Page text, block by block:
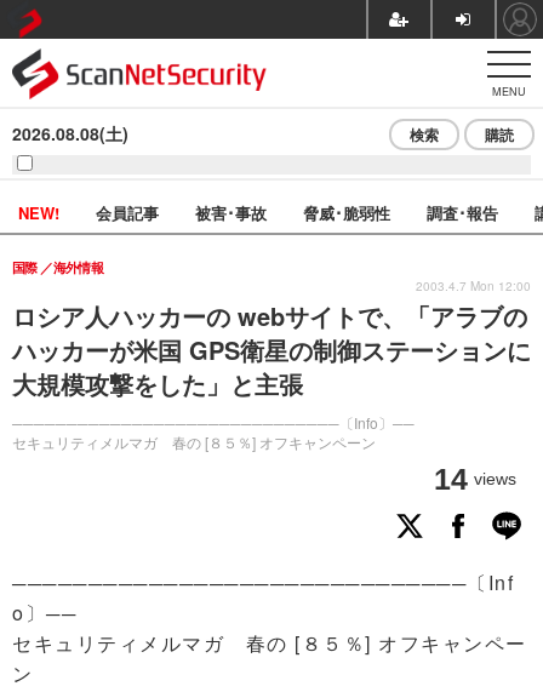
MENU
2026.08.08(土) 検索 購読
NEW! 会員記事 被害･事故 脅威･脆弱性 調査･報告
ロシア人ハッカーの webサイトで、「アラブの
ハッカーが米国 GPS衛星の制御ステーションに
大規模攻撃をした」と主張
──────────────────────────────〔Info〕──
セキュリティメルマガ 春の [８５％] オフキャンペーン
国際 海外情報
14 views
2003.4.7 Mon 12:00
──────────────────────────────〔Inf
o〕──
セキュリティメルマガ 春の [８５％] オフキャンペー
ン